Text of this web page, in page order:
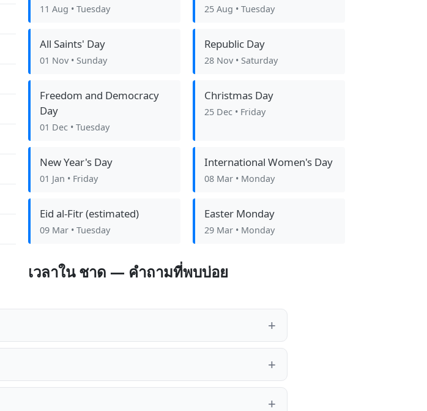
11 Aug • Tuesday 25 Aug • Tuesday
All Saints' Day
01 Nov • Sunday
Republic Day
28 Nov • Saturday
Freedom and Democracy
Day
01 Dec • Tuesday
Christmas Day
25 Dec • Friday
New Year's Day
01 Jan • Friday
International Women's Day
08 Mar • Monday
Eid al-Fitr (estimated)
09 Mar • Tuesday
Easter Monday
29 Mar • Monday
เวลาใน ชาด — คำถามที่พบบ่อย